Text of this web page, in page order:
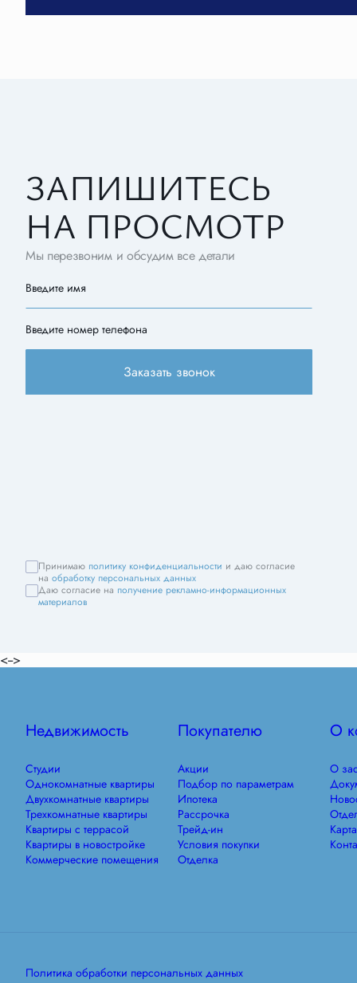
ЗАПИШИТЕСЬ
НА ПРОСМОТР
Мы перезвоним и обсудим все детали
Введите имя
Введите номер телефона
Заказать звонок
Принимаю политику конфиденциальности и даю согласие
на обработку персональных данных
Даю согласие на получение рекламно-информационных
материалов
<-->
Недвижимость
Студии
Однокомнатные квартиры
Двухкомнатные квартиры
Трехкомнатные квартиры
Квартиры с террасой
Квартиры в новостройке
Коммерческие помещения
Покупателю
Акции
Подбор по параметрам
Ипотека
Рассрочка
Трейд-ин
Условия покупки
Отделка
О
О
Политика обработки персональных данных